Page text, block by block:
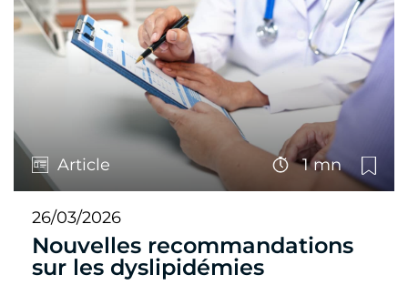
Article 1 mn
26/03/2026
Nouvelles recommandations
sur les dyslipidémies